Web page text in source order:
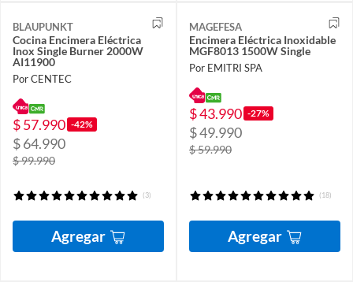
BLAUPUNKT
Cocina Encimera Eléctrica
Inox Single Burner 2000W
AI11900
Por CENTEC
$ 57.990 -42%
$ 64.990
$ 99.990
(3)
Agregar
MAGEFESA
Encimera Eléctrica Inoxidable
MGF8013 1500W Single
Por EMITRI SPA
$ 43.990 -27%
$ 49.990
$ 59.990
(18)
Agregar